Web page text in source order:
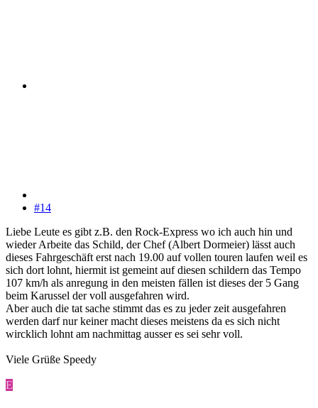
#14
Liebe Leute es gibt z.B. den Rock-Express wo ich auch hin und
wieder Arbeite das Schild, der Chef (Albert Dormeier) lässt auch
dieses Fahrgeschäft erst nach 19.00 auf vollen touren laufen weil es
sich dort lohnt, hiermit ist gemeint auf diesen schildern das Tempo
107 km/h als anregung in den meisten fällen ist dieses der 5 Gang
beim Karussel der voll ausgefahren wird.
Aber auch die tat sache stimmt das es zu jeder zeit ausgefahren
werden darf nur keiner macht dieses meistens da es sich nicht
wircklich lohnt am nachmittag ausser es sei sehr voll.
Viele Grüße Speedy
E